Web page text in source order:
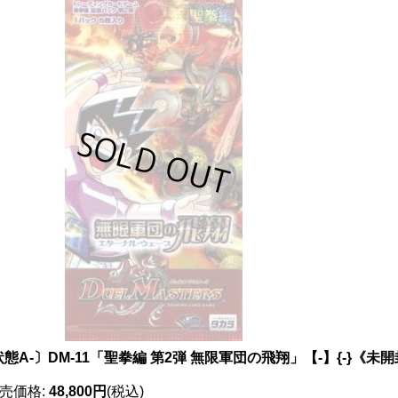
態A-〕DM-11「聖拳編 第2弾 無限軍団の飛翔」【-】{-}《未開
価格: 48,800円 (税込)